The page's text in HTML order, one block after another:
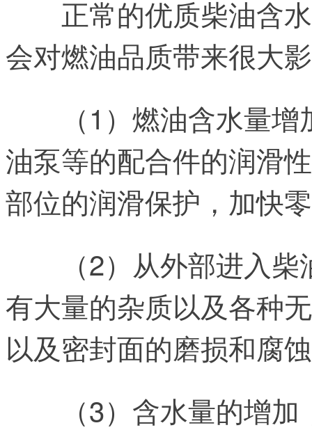
正常的优质柴油含
会对燃油品质带来很大
（1）燃油含水量
油泵等的配合件的润滑
部位的润滑保护，加快
（2）从外部进入
有大量的杂质以及各种
以及密封面的磨损和腐
（3）含水量的增